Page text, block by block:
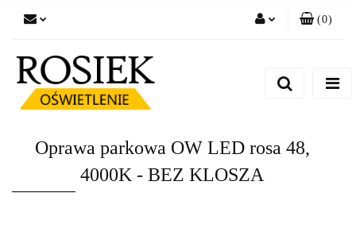
(0)
Oprawa parkowa OW LED rosa 48,
4000K - BEZ KLOSZA